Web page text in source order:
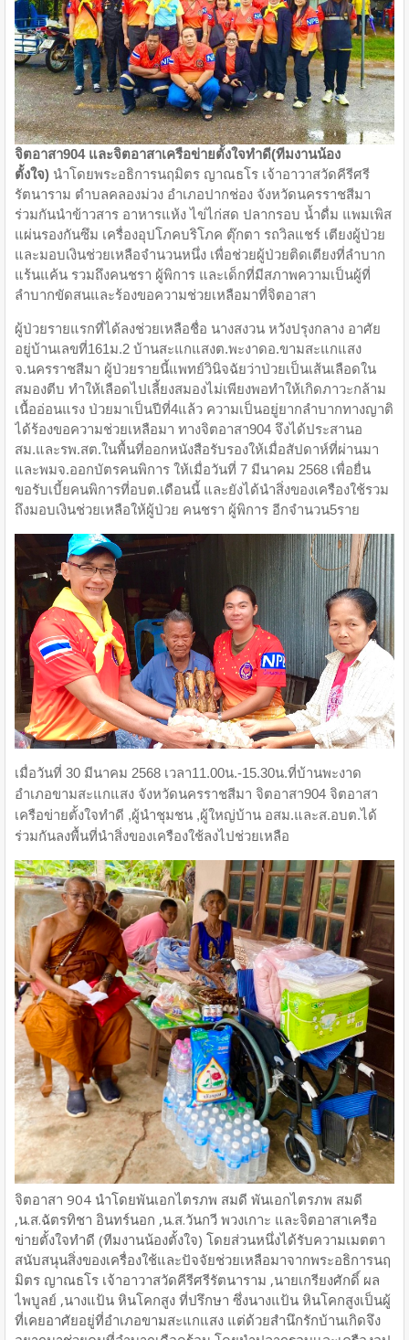
จิตอาสา904 และจิตอาสาเครือข่ายตั้งใจทำดี(ทีมงานน้อง
ตั้งใจ) นำโดยพระอธิการนฤมิตร ญาณธโร เจ้าอาวาสวัดคีรีศรี
รัตนาราม ตำบลคลองม่วง อำเภอปากช่อง จังหวัดนครราชสีมา
ร่วมกันนำข้าวสาร อาหารแห้ง ไข่ไก่สด ปลากรอบ น้ำดื่ม แพมเพิส
แผ่นรองกันซึม เครื่องอุปโภคบริโภค ตุ๊กตา รถวิลแชร์ เตียงผู้ป่วย
และมอบเงินช่วยเหลือจำนวนหนึ่ง เพื่อช่วยผู้ป่วยติดเตียงที่ลำบาก
แร้นแค้น รวมถึงคนชรา ผู้พิการ และเด็กที่มีสภาพความเป็นผู้ที่
ลำบากขัดสนและร้องขอความช่วยเหลือมาที่จิตอาสา
ผู้ป่วยรายแรกที่ได้ลงช่วยเหลือชื่อ นางสงวน หวังปรุงกลาง อาศัย
อยู่บ้านเลขที่161ม.2 บ้านสะแกแสงต.พะงาดอ.ขามสะแกแสง
จ.นครราชสีมา ผู้ป่วยรายนี้แพทย์วินิจฉัยว่าป่วยเป็นเส้นเลือดใน
สมองตีบ ทำให้เลือดไปเลี้ยงสมองไม่เพียงพอทำให้เกิดภาวะกล้าม
เนื้ออ่อนแรง ป่วยมาเป็นปีที่4แล้ว ความเป็นอยู่ยากลำบากทางญาติ
ได้ร้องขอความช่วยเหลือมา ทางจิตอาสา904 จึงได้ประสานอ
สม.และรพ.สต.ในพื้นที่ออกหนังสือรับรองให้เมื่อสัปดาห์ที่ผ่านมา
และพมจ.ออกบัตรคนพิการ ให้เมื่อวันที่ 7 มีนาคม 2568 เพื่อยื่น
ขอรับเบี้ยคนพิการที่อบต.เดือนนี้ และยังได้นำสิ่งของเครืองใช้รวม
ถึงมอบเงินช่วยเหลือให้ผู้ป่วย คนชรา ผู้พิการ อีกจำนวน5ราย
เมื่อวันที่ 30 มีนาคม 2568 เวลา11.00น.-15.30น.ที่บ้านพะงาด
อำเภอขามสะแกแสง จังหวัดนครราชสีมา จิตอาสา904 จิตอาสา
เครือข่ายตั้งใจทำดี ,ผู้นำชุมชน ,ผู้ใหญ่บ้าน อสม.และส.อบต.ได้
ร่วมกันลงพื้นที่นำสิ่งของเครืองใช้ลงไปช่วยเหลือ
จิตอาสา 904 นำโดยพันเอกไตรภพ สมดี พันเอกไตรภพ สมดี
,น.ส.ฉัตรทิชา อินทร์นอก ,น.ส.วันกวี พวงเกาะ และจิตอาสาเครือ
ข่ายตั้งใจทำดี (ทีมงานน้องตั้งใจ) โดยส่วนหนึ่งได้รับความเมตตา
สนับสนุนสิ่งของเครื่องใช้และปัจจัยช่วยเหลือมาจากพระอธิการนฤ
มิตร ญาณธโร เจ้าอาวาสวัดคีรีศรีรัตนาราม ,นายเกรียงศักดิ์ ผล
ไพบูลย์ ,นางแป้น หินโคกสูง ที่ปรึกษา ซึ่งนางแป้น หินโคกสูงเป็นผู้
ที่เคยอาศัยอยู่ที่อำเภอขามสะแกแสง แต่ด้วยสำนึกรักบ้านเกิดจึง